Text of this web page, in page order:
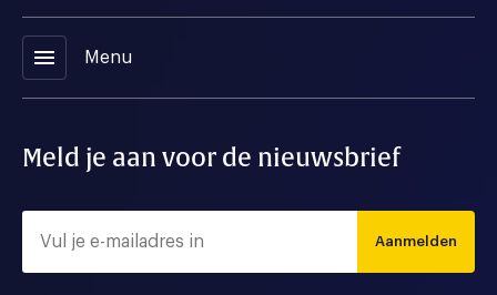
menu Menu
Meld je aan voor de nieuwsbrief
Aanmelden